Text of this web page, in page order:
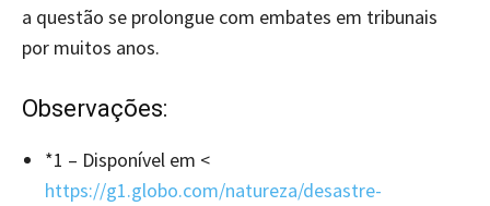
a questão se prolongue com embates em tribunais
por muitos anos.
Observações:
*1 – Disponível em <
https://g1.globo.com/natureza/desastre-